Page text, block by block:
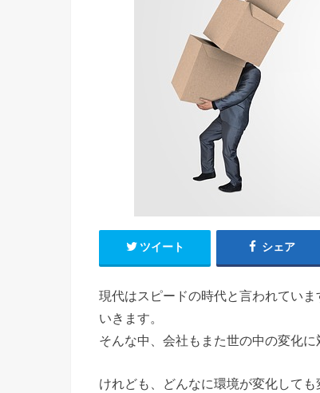
ツイート シェア
現代はスピードの時代と言われてい
いきます。
そんな中、会社もまた世の中の変化
けれども、どんなに環境が変化して